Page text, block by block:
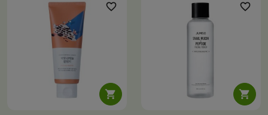

favorite_border

favorite_border